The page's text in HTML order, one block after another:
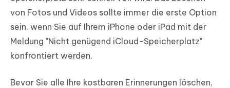
von Fotos und Videos sollte immer die erste Option
sein, wenn Sie auf Ihrem iPhone oder iPad mit der
Meldung "Nicht genügend iCloud-Speicherplatz"
konfrontiert werden.
Bevor Sie alle Ihre kostbaren Erinnerungen löschen,